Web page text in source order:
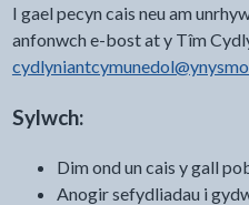
I gael pecyn cais neu am
anfonwch e-bost at y Tîm
Sylwch:
Dim ond un cais y gall
Anogir sefydliadau i